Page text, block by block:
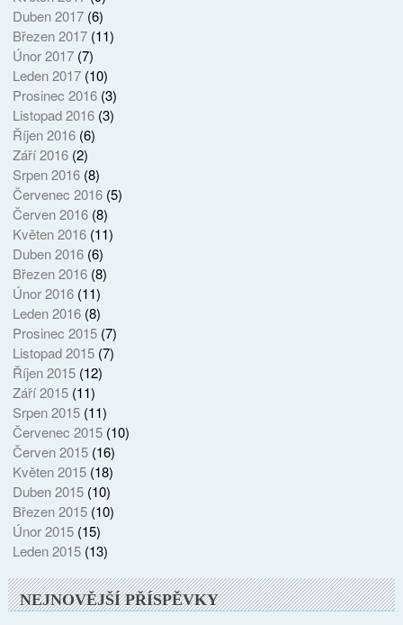
Duben 2017(6)
Březen 2017(11)
Únor 2017(7)
Leden 2017(10)
Prosinec 2016(3)
Listopad 2016(3)
Říjen 2016(6)
Září 2016(2)
Srpen 2016(8)
Červenec 2016(5)
Červen 2016(8)
Květen 2016(11)
Duben 2016(6)
Březen 2016(8)
Únor 2016(11)
Leden 2016(8)
Prosinec 2015(7)
Listopad 2015(7)
Říjen 2015(12)
Září 2015(11)
Srpen 2015(11)
Červenec 2015(10)
Červen 2015(16)
Květen 2015(18)
Duben 2015(10)
Březen 2015(10)
Únor 2015(15)
Leden 2015(13)
NEJNOVĚJŠÍ PŘÍSPĚVKY